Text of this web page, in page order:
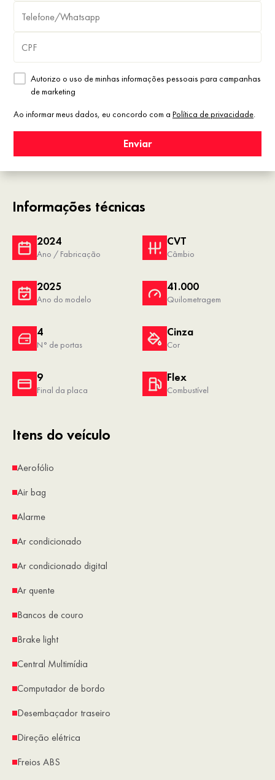
Autorizo o uso de minhas informações pessoais para campanhas
de marketing
Ao informar meus dados, eu concordo com a Política de privacidade.
Enviar
Informações técnicas
2024
Ano / Fabricação
CVT
Câmbio
4
N° de portas
Cinza
Cor
2025
Ano do modelo
41.000
Quilometragem
9
Final da placa
Flex
Combustível
Itens do veículo
Aerofólio
Air bag
Alarme
Ar condicionado
Ar condicionado digital
Ar quente
Bancos de couro
Brake light
Central Multimídia
Computador de bordo
Desembaçador traseiro
Direção elétrica
Freios ABS